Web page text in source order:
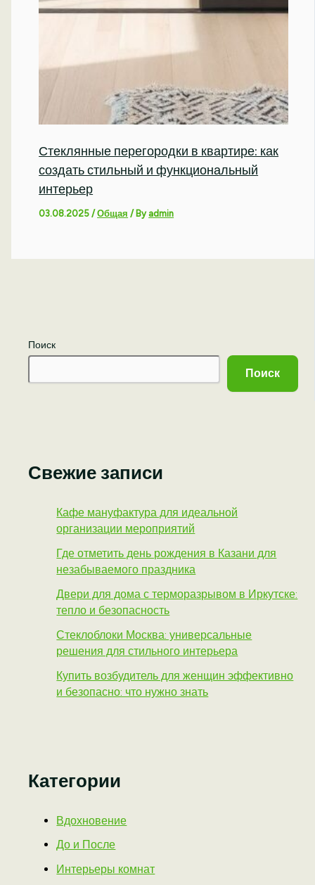
Поиск
Поиск
Свежие записи
Кафе мануфактура для идеальной
организации мероприятий
Где отметить день рождения в Казани для
незабываемого праздника
Двери для дома с терморазрывом в Иркутске:
тепло и безопасность
Стеклоблоки Москва: универсальные
решения для стильного интерьера
Купить возбудитель для женщин эффективно
и безопасно: что нужно знать
Категории
Вдохновение
До и После
Интерьеры комнат
Стеклянные перегородки в квартире: как
создать стильный и функциональный
интерьер
03.08.2025/Общая / Byadmin